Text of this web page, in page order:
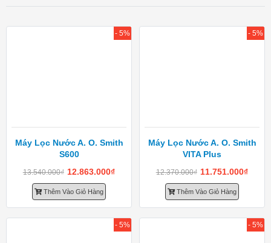
Máy Lọc Nước A. O. Smith
S600
13.540.000₫ 12.863.000₫
Thêm Vào Giỏ Hàng
- 5%
Máy Lọc Nước A. O. Smith
VITA Plus
12.370.000₫ 11.751.000₫
Thêm Vào Giỏ Hàng
- 5%
- 5% - 5%